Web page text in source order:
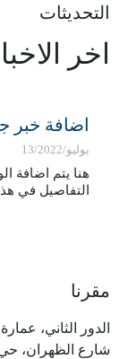
التحديثات
اخر
اضافة خبر
يوليو/13/2022
هنا يتم اضافة
التفاصيل في
مقرنا
الدور الثاني،
شارع الظهران، حي